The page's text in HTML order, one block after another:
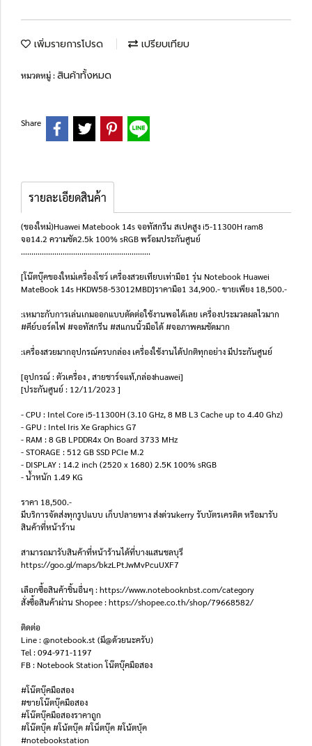
เพิ่มรายการโปรด เปรียบเทียบ
หมวดหมู่ :สินค้าทั้งหมด
Share
รายละเอียดสินค้า
(ของใหม่)Huawei Matebook 14s จอทัสกรีน สเปคสูง i5-11300H ram8
จอ14.2 ความชัด2.5k 100% sRGB พร้อมประกันศูนย์
..............................................................
[โน๊ตบุ๊คของใหม่เครื่องโชว์ เครื่องสวยเทียบเท่ามือ1 รุ่น Notebook Huawei
MateBook 14s HKDW58-53012MBD]ราคามือ1 34,900.- ขายเพียง 18,500.-
:เหมาะกับการเล่นเกมออกแบบตัดต่อใช้งานพอได้เลย เครื่องประมวลผลไวมาก
#คีย์บอร์ดไฟ #จอทัสกรีน #สแกนนิ้วมือได้ #จอภาพคมชัดมาก
:เครื่องสวยมากอุปกรณ์ครบกล่อง เครื่องใช้งานได้ปกติทุกอย่าง มีประกันศูนย์
[อุปกรณ์ : ตัวเครื่อง , สายชาร์จแท้,กล่องhuawei]
[ประกันศูนย์ : 12/11/2023 ]
- CPU : Intel Core i5-11300H (3.10 GHz, 8 MB L3 Cache up to 4.40 Ghz)
- GPU : Intel Iris Xe Graphics G7
- RAM : 8 GB LPDDR4x On Board 3733 MHz
- STORAGE : 512 GB SSD PCIe M.2
- DISPLAY : 14.2 inch (2520 x 1680) 2.5K 100% sRGB
- น้ำหนัก 1.49 KG
ราคา 18,500.-
มีบริการจัดส่งทุกรูปแบบ เก็บปลายทาง ส่งด่วนkerry รับบัตรเครดิต หรือมารับ
สินค้าที่หน้าร้าน
สามารถมารับสินค้าที่หน้าร้านได้ที่บางแสนชลบุรี
https://goo.gl/maps/bkzLPtJwMvPcuUXF7
เลือกซื้อสินค้าชิ้นอื่นๆ : https://www.notebooknbst.com/category
สั่งซื้อสินค้าผ่าน Shopee : https://shopee.co.th/shop/79668582/
ติดต่อ
Line : @notebook.st (มี@ด้วยนะครับ)
Tel : 094-971-1197
FB : Notebook Station โน๊ตบุ๊คมือสอง
#โน๊ตบุ๊คมือสอง
#ขายโน๊ตบุ๊คมือสอง
#โน๊ตบุ๊คมือสองราคาถูก
#โน๊ตบุ๊ค #โน้ตบุ๊ค #โน็ตบุ๊ค #โน้ตบุ้ค
#notebookstation